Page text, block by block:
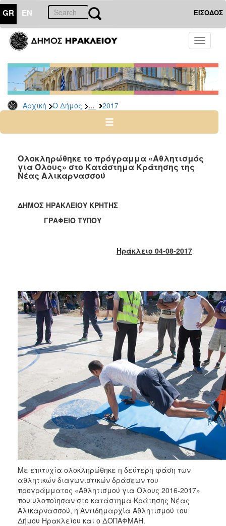
GR EN ΕΙΣΟΔΟΣ
Toggle
Αρχική Ο Δήμος ... 2017
ΔΗΜΟΣ
Δελτία
Τύπου
Αρχείο
2026
2024
2022
2013
2012
2011
2010
2006
ΤΟΠΟΣ
ΠΟΛΙΤΙΣΜΟΣ
ΑΝΘΕΚΤΙΚΗ
ΠΟΛΗ
Ολοκληρώθηκε το πρόγραμμα «Αθλητισμός
για Όλους» στο Κατάστημα Κράτησης της
Νέας Αλικαρνασσού
ΔΗΜΟΣ ΗΡΑΚΛΕΙΟΥ ΚΡΗΤΗΣ
ΓΡΑΦΕΙΟ ΤΥΠΟΥ
Ηράκλειο 04-08-2017
Με επιτυχία ολοκληρώθηκε η δεύτερη φάση των
αθλητικών διαγωνιστικών δράσεων του
προγράμματος «Αθλητισμού για Όλους 2016-2017»
που υλοποίησαν στο κατάστημα Κράτησης Νέας
Αλικαρνασσού, η Αντιδημαρχία Αθλητισμού του
Δήμου Ηρακλείου και ο ΔΟΠΑΦΜΑΗ.